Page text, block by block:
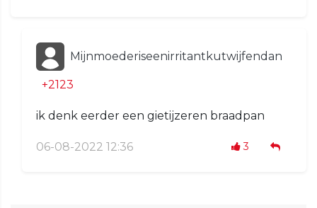
Mijnmoederiseenirritantkutwijfendan
+2123
ik denk eerder een gietijzeren braadpan
06-08-2022 12:36 3